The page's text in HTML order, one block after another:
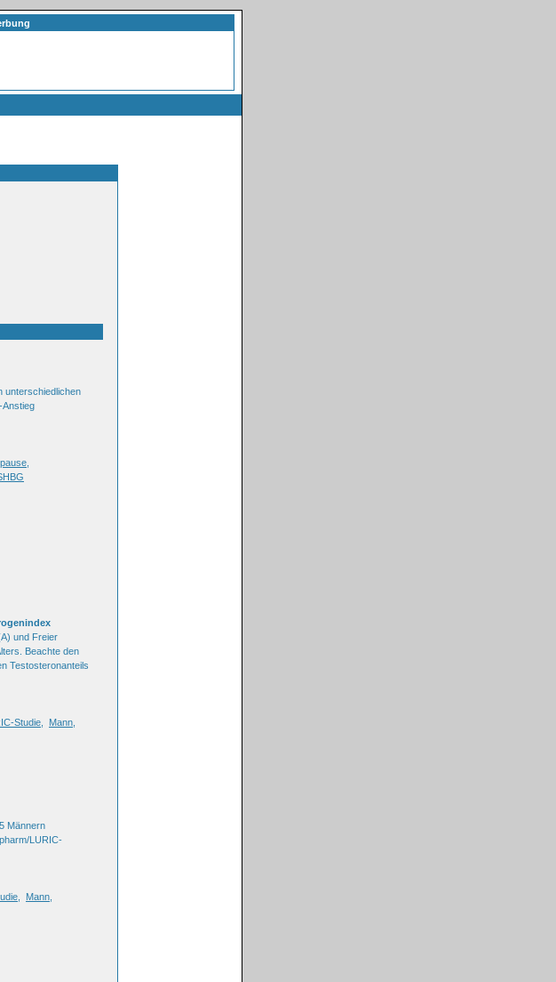
unterschiedlichen
Anstieg
und Freier
Beachte den
Testosteronanteils
Studie Mann
Männern
LURIC-
Mann